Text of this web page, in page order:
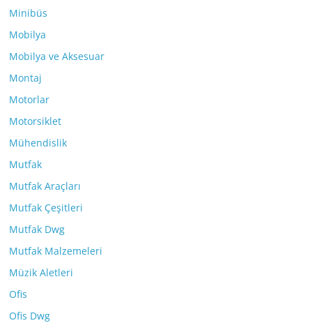
Minibüs
Mobilya
Mobilya ve Aksesuar
Montaj
Motorlar
Motorsiklet
Mühendislik
Mutfak
Mutfak Araçları
Mutfak Çeşitleri
Mutfak Dwg
Mutfak Malzemeleri
Müzik Aletleri
Ofis
Ofis Dwg